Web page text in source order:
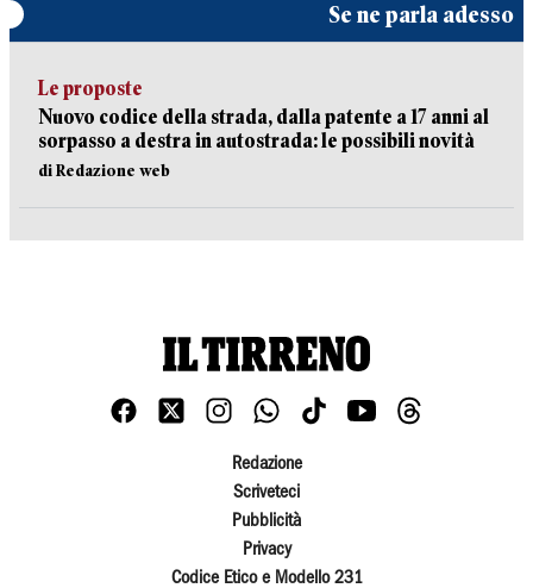
Se ne parla adesso
Le proposte
Nuovo codice della strada, dalla patente a 17 anni al
sorpasso a destra in autostrada: le possibili novità
di Redazione web
Redazione
Scriveteci
Pubblicità
Privacy
Codice Etico e Modello 231